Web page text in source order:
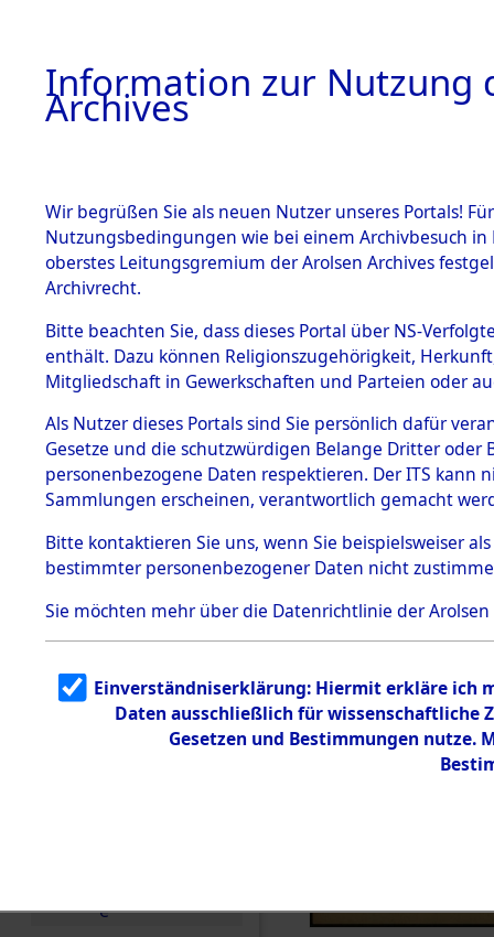
BESTÄNDE
1.
mente
5. Verschiedenes
5.3
Todesmärsche
5.3.1 Alliierte
Erhebungen
zu
Todesmärsch
en
5.3.2
g
5.3.3
Todesmärsch
e
Euskirchen
Information zur Nutzung
Archives
Wir begrüßen Sie als neuen Nutzer unseres Portals!
Nutzungsbedingungen wie bei einem Archivbesuch
oberstes Leitungsgremium der Arolsen Archives
Archivrecht.
Bitte beachten Sie, dass dieses Portal über NS-
enthält. Dazu können Religionszugehörigkeit,
Mitgliedschaft in Gewerkschaften und Parteien oder
Als Nutzer dieses Portals sind Sie persönlich dafür
Gesetze und die schutzwürdigen Belange Dritter
personenbezogene Daten respektieren. Der ITS
Sammlungen erscheinen, verantwortlich gemacht
Bitte kontaktieren Sie uns, wenn Sie beispielsweiser
bestimmter personenbezogener Daten nicht
Sie möchten mehr über die Datenrichtlinie der Arolsen
Einverständniserklärung: Hiermit erkläre ich
Daten ausschließlich für wissenschaftliche
Gesetzen und Bestimmungen nutze.